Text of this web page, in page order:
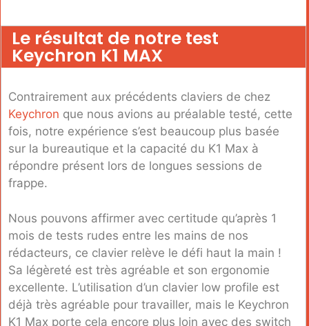
Le résultat de notre test
Keychron K1 MAX
Contrairement aux précédents claviers de chez
Keychron que nous avions au préalable testé, cette
fois, notre expérience s’est beaucoup plus basée
sur la bureautique et la capacité du K1 Max à
répondre présent lors de longues sessions de
frappe.
Nous pouvons affirmer avec certitude qu’après 1
mois de tests rudes entre les mains de nos
rédacteurs, ce clavier relève le défi haut la main !
Sa légèreté est très agréable et son ergonomie
excellente. L’utilisation d’un clavier low profile est
déjà très agréable pour travailler, mais le Keychron
K1 Max porte cela encore plus loin avec des switch